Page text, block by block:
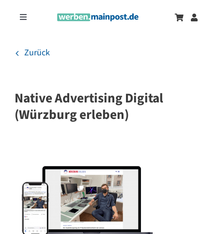
InhaltToggle
Onlinewerbung
Zurück
Native Advertising Digital
(Würzburg erleben)